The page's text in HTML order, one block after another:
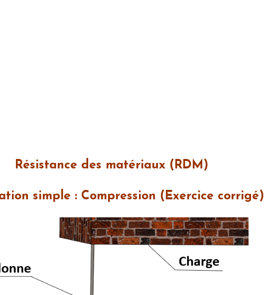
Résistance des matériaux (RDM)
simple : Compression (Exercice corrigé)